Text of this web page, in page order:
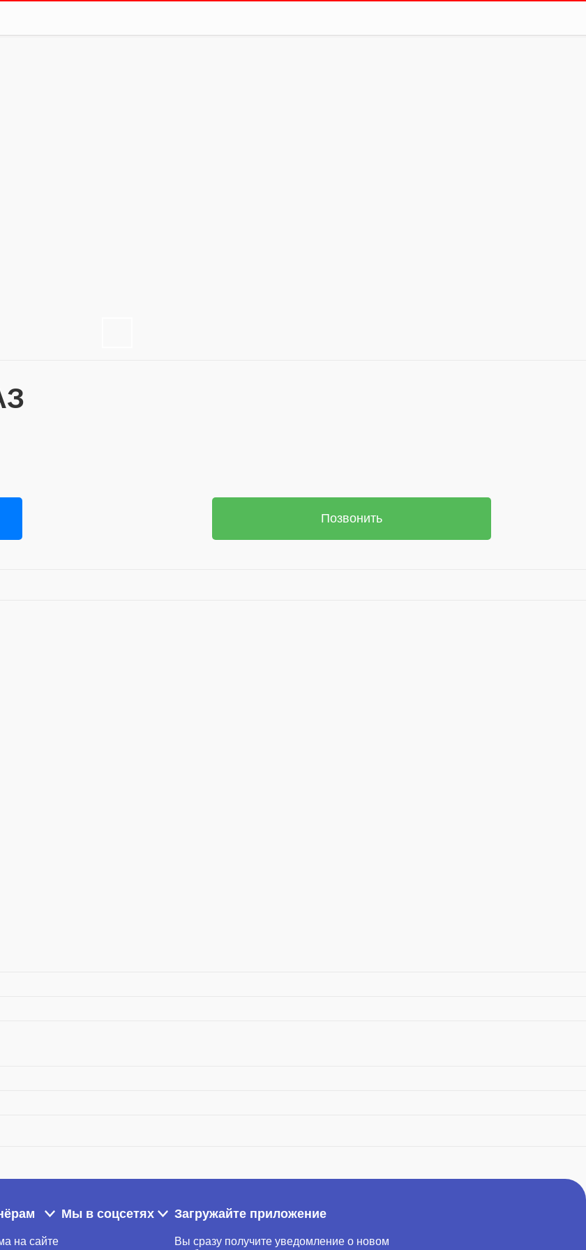
Позвонить
на сайте
Мы в соцсетях Загружайте приложение
Вы сразу получите уведомление о новом